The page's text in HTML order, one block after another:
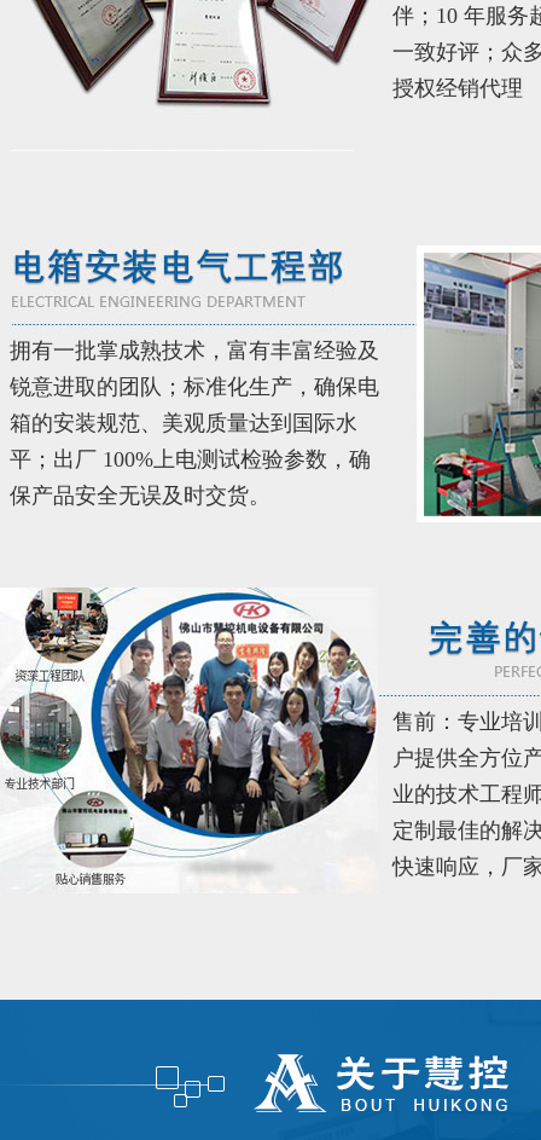
伴；10 年服务
一致好评；众
授权经销代理
拥有一批掌成熟技术，富有丰富经验及
锐意进取的团队；标准化生产，确保电
箱的安装规范、美观质量达到国际水
平；出厂 100%上电测试检验参数，确
保产品安全无误及时交货。
售前：专业培
户提供全方位
业的技术工程
定制最佳的解
快速响应，厂